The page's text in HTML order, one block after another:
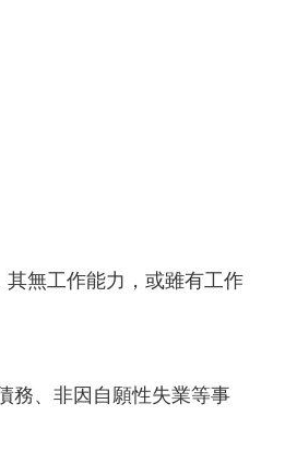
無工作能力，或雖有工作
務、非因自願性失業等事